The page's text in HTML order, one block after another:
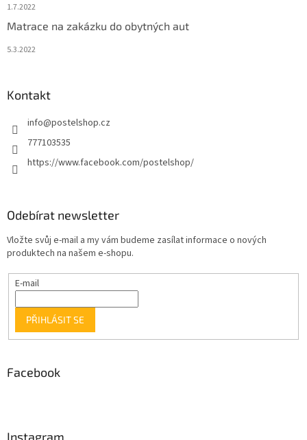
1.7.2022
Matrace na zakázku do obytných aut
5.3.2022
Kontakt
info@postelshop.cz
777103535
https://www.facebook.com/postelshop/
Odebírat newsletter
Vložte svůj e-mail a my vám budeme zasílat informace o nových
produktech na našem e-shopu.
E-mail
PŘIHLÁSIT SE
Facebook
Instagram